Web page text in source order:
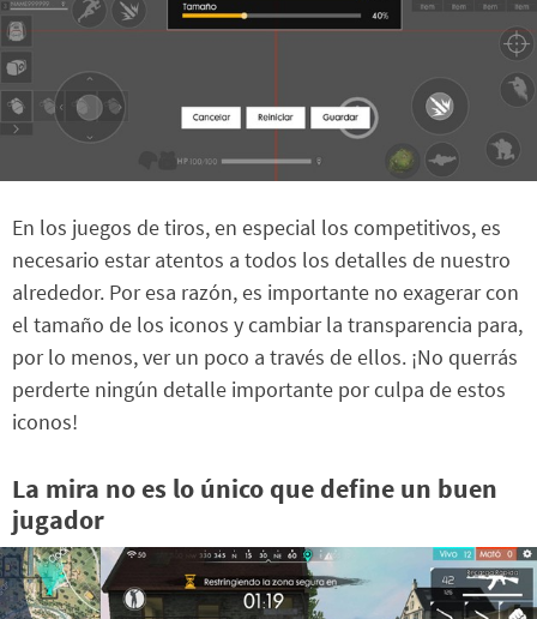
En los juegos de tiros, en especial los competitivos, es
necesario estar atentos a todos los detalles de nuestro
alrededor. Por esa razón, es importante no exagerar con
el tamaño de los iconos y cambiar la transparencia para,
por lo menos, ver un poco a través de ellos. ¡No querrás
perderte ningún detalle importante por culpa de estos
iconos!
La mira no es lo único que define un buen
jugador